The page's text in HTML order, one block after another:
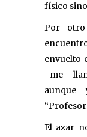
físico
Por otro
envuelto
me
“Profesor
El azar